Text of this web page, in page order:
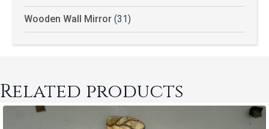
Wooden Wall Mirror (31)
Related products